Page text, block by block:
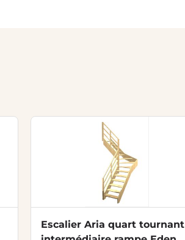
Escalier Aria quart tournant